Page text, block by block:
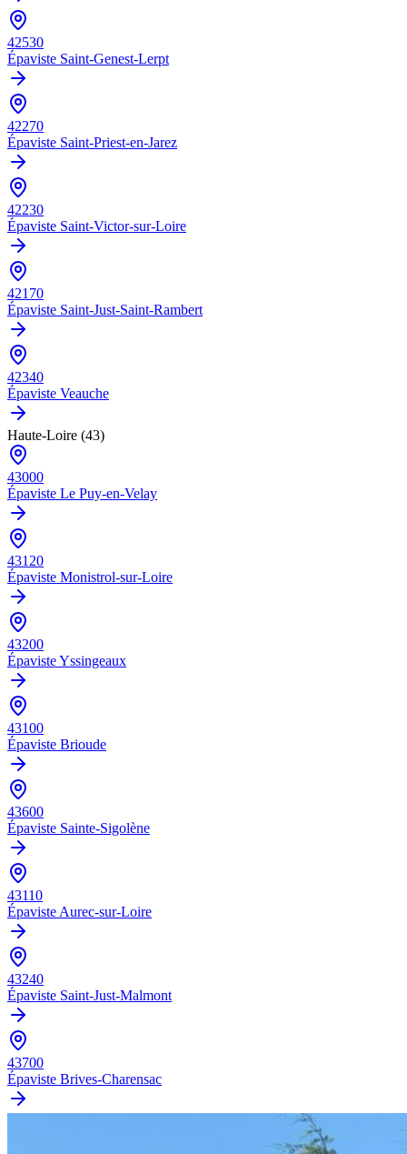
42530
Épaviste Saint-Genest-Lerpt
42270
Épaviste Saint-Priest-en-Jarez
42230
Épaviste Saint-Victor-sur-Loire
42170
Épaviste Saint-Just-Saint-Rambert
42340
Épaviste Veauche
Haute-Loire (43)
43000
Épaviste Le Puy-en-Velay
43120
Épaviste Monistrol-sur-Loire
43200
ÉpavisteYssingeaux
43100
Épaviste Brioude
43600
Épaviste Sainte-Sigolène
43110
Épaviste Aurec-sur-Loire
43240
Épaviste Saint-Just-Malmont
43700
Épaviste Brives-Charensac